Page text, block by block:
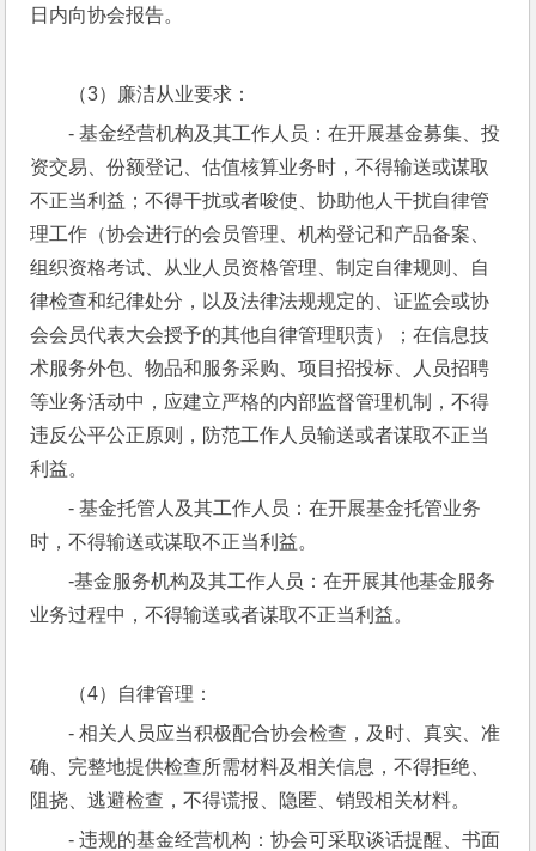
日内向协会报告。
（3）廉洁从业要求：
- 基金经营机构及其工作人员：在开展基金募集、投
资交易、份额登记、估值核算业务时，不得输送或谋取
不正当利益；不得干扰或者唆使、协助他人干扰自律管
理工作（协会进行的会员管理、机构登记和产品备案、
组织资格考试、从业人员资格管理、制定自律规则、自
律检查和纪律处分，以及法律法规规定的、证监会或协
会会员代表大会授予的其他自律管理职责）；在信息技
术服务外包、物品和服务采购、项目招投标、人员招聘
等业务活动中，应建立严格的内部监督管理机制，不得
违反公平公正原则，防范工作人员输送或者谋取不正当
利益。
- 基金托管人及其工作人员：在开展基金托管业务
时，不得输送或谋取不正当利益。
-基金服务机构及其工作人员：在开展其他基金服务
业务过程中，不得输送或者谋取不正当利益。
（4）自律管理：
- 相关人员应当积极配合协会检查，及时、真实、准
确、完整地提供检查所需材料及相关信息，不得拒绝、
阻挠、逃避检查，不得谎报、隐匿、销毁相关材料。
- 违规的基金经营机构：协会可采取谈话提醒、书面